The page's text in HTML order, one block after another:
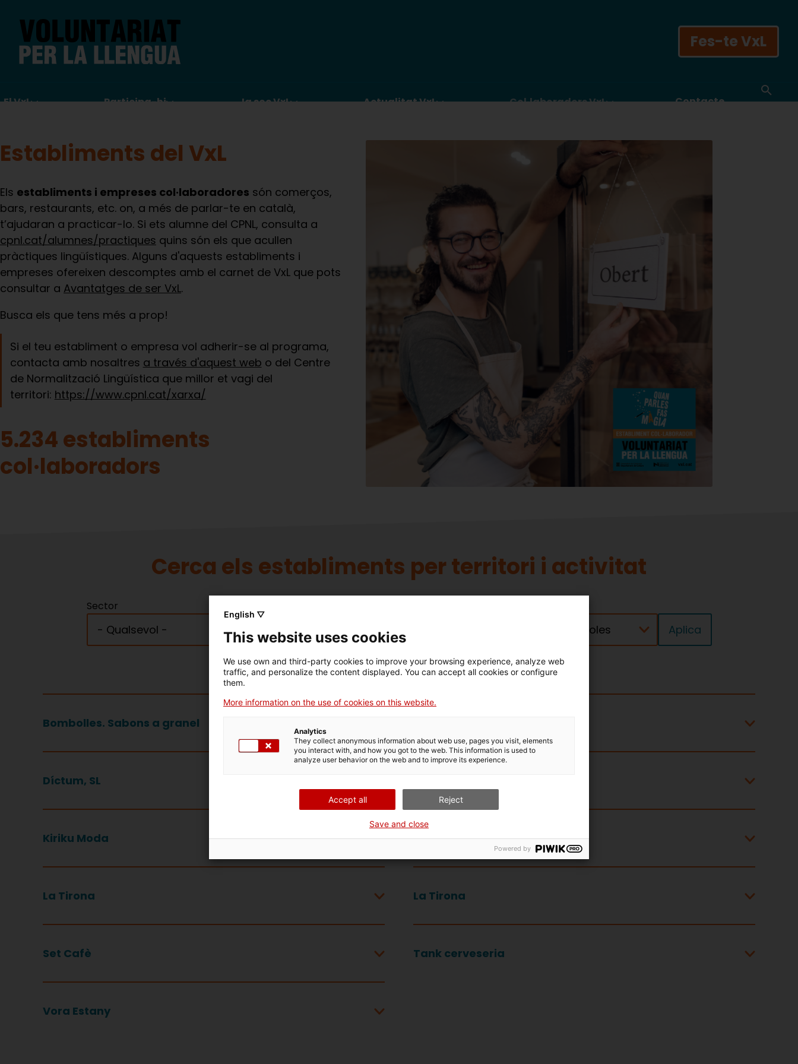
contingut
Fes-te VxL
Navegació
El VxL Participa-hi Ja soc VxL Actualitat VxL Col·laboradors VxL Contacte
Establiments del VxL
Els establiments i empreses col·laboradores són comerços,
bars, restaurants, etc. on, a més de parlar-te en català,
t’ajudaran a practicar-lo. Si ets alumne del CPNL, consulta a
cpnl.cat/alumnes/practiques quins són els que acullen
pràctiques lingüístiques. Alguns d'aquests establiments i
empreses ofereixen descomptes amb el carnet de VxL que pots
consultar a Avantatges de ser VxL.
Busca els que tens més a prop!
Si el teu establiment o empresa vol adherir-se al programa,
contacta amb nosaltres a través d'aquest web o del Centre
de Normalització Lingüística que millor et vagi del
territori: https://www.cpnl.cat/xarxa/
5.234 establiments
col·laboradors
Cerca els establiments per territori i activitat
Sector
Bombolles. Sabons a granel
Díctum, SL
Kiriku Moda La Porta del Món
La Tirona La Tirona
Set Cafè Tank cerveseria
Vora Estany
English ▽
This website uses cookies
We use own and third-party cookies to improve your browsing experience, analyze web
traffic, and personalize the content displayed. You can accept all cookies or configure
them.
More information on the use of cookies on this website.
Analytics
They collect anonymous information about web use, pages you visit, elements
you interact with, and how you got to the web. This information is used to
analyze user behavior on the web and to improve its experience.
Accept all Reject
Save and close
Powered by